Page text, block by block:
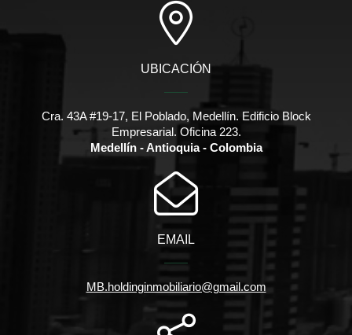
UBICACIÓN
Cra. 43A #19-17, El Poblado, Medellín. Edificio Block
Empresarial. Oficina 223.
Medellín - Antioquia - Colombia
EMAIL
MB.holdinginmobiliario@gmail.com